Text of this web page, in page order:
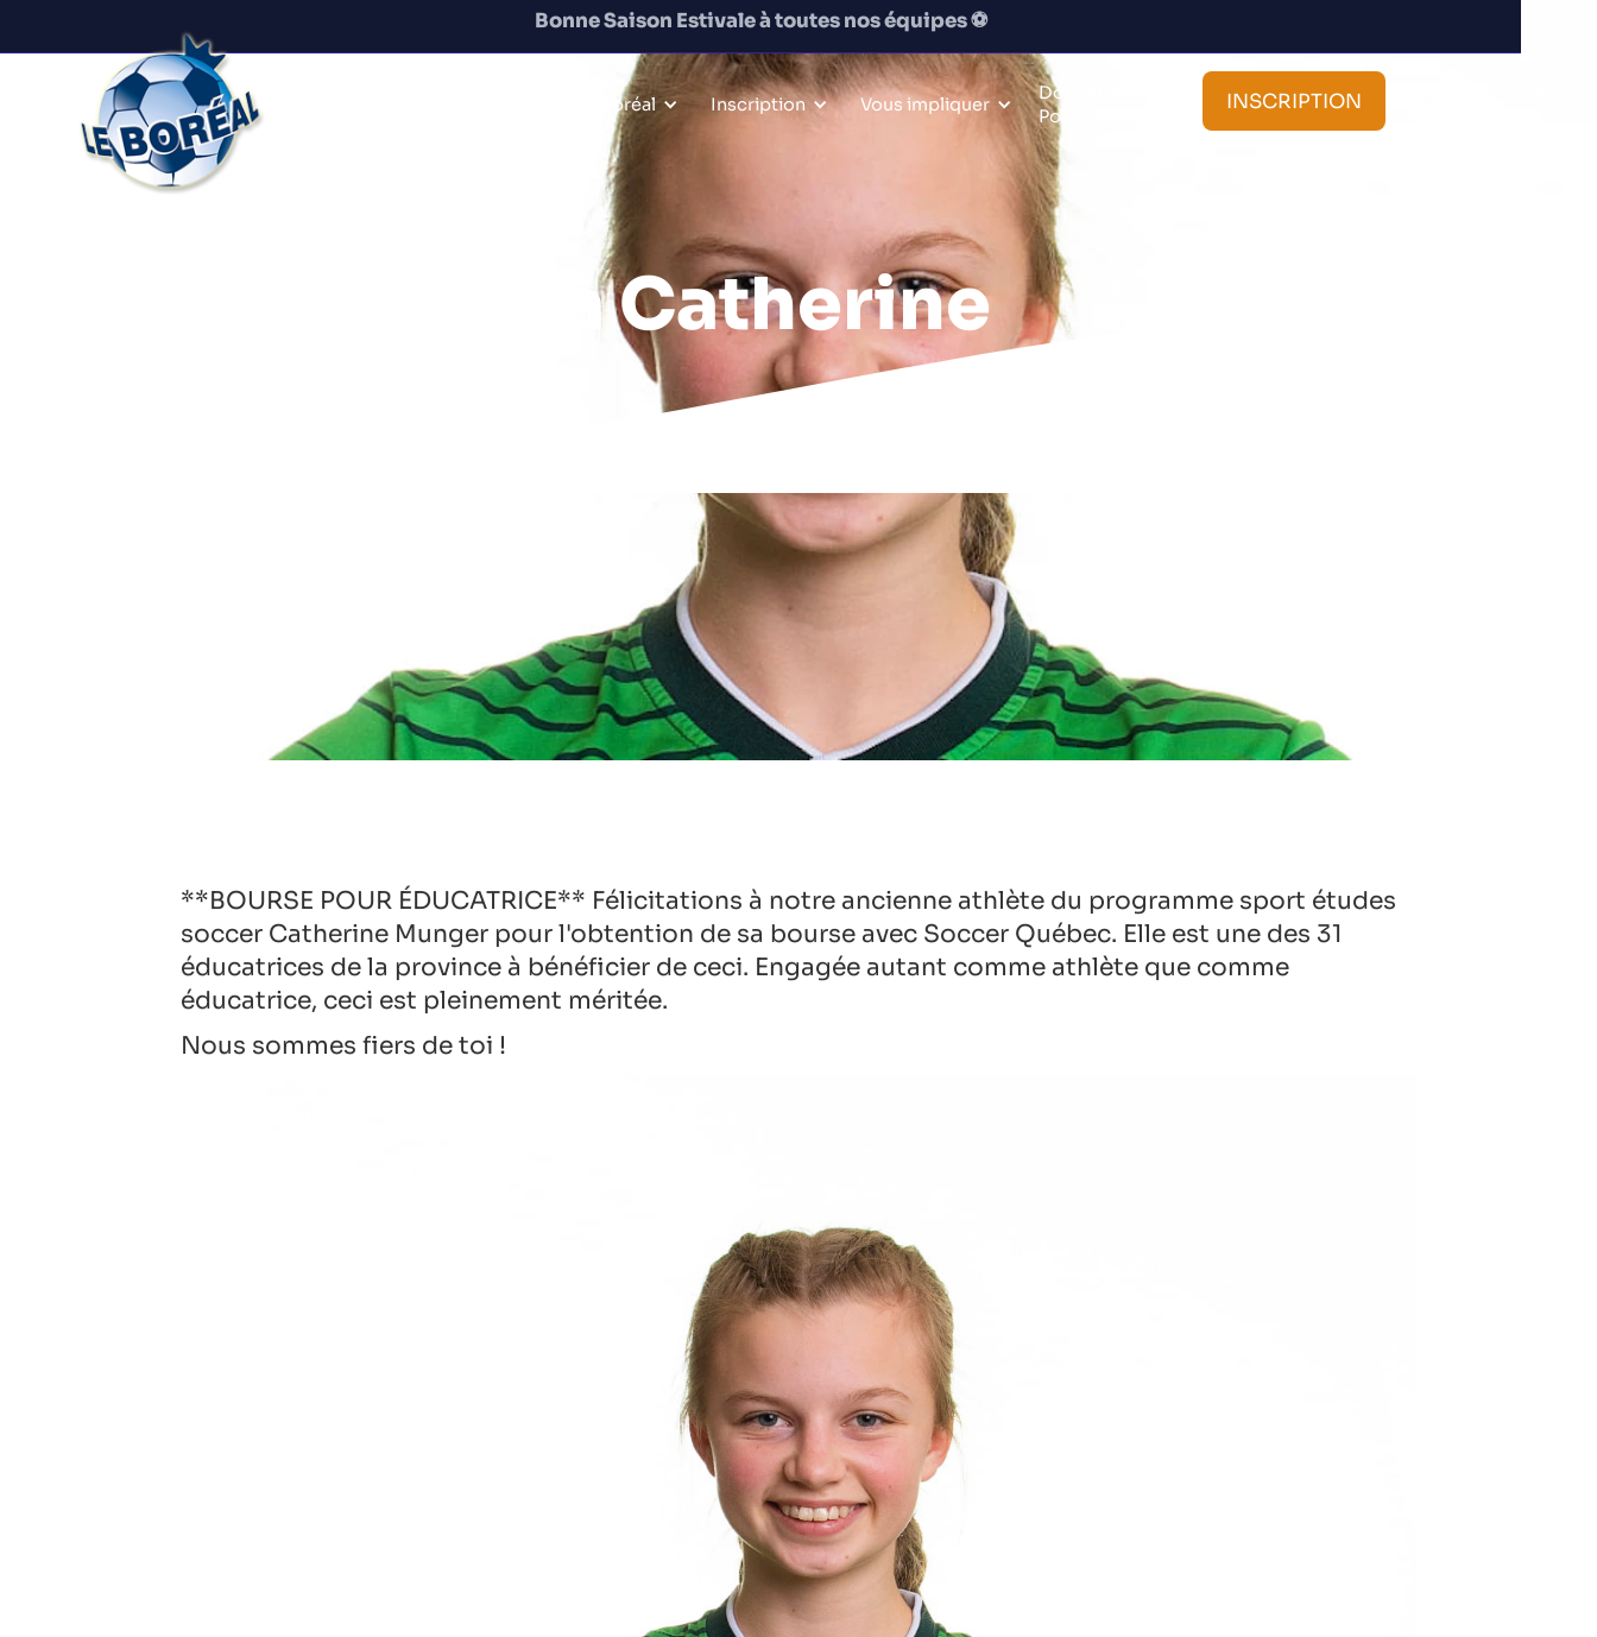
Bonne Saison Estivale à toutes nos équipes⚽️
Le Boréal Inscription Vous impliquer
Documents et
Politiques
INSCRIPTION
Félicitations à Catherine
**BOURSE POUR ÉDUCATRICE** Félicitations à notre ancienne athlète du programme sport études
soccer Catherine Munger pour l'obtention de sa bourse avec Soccer Québec. Elle est une des 31
éducatrices de la province à bénéficier de ceci. Engagée autant comme athlète que comme
éducatrice, ceci est pleinement méritée.
Nous sommes fiers de toi !